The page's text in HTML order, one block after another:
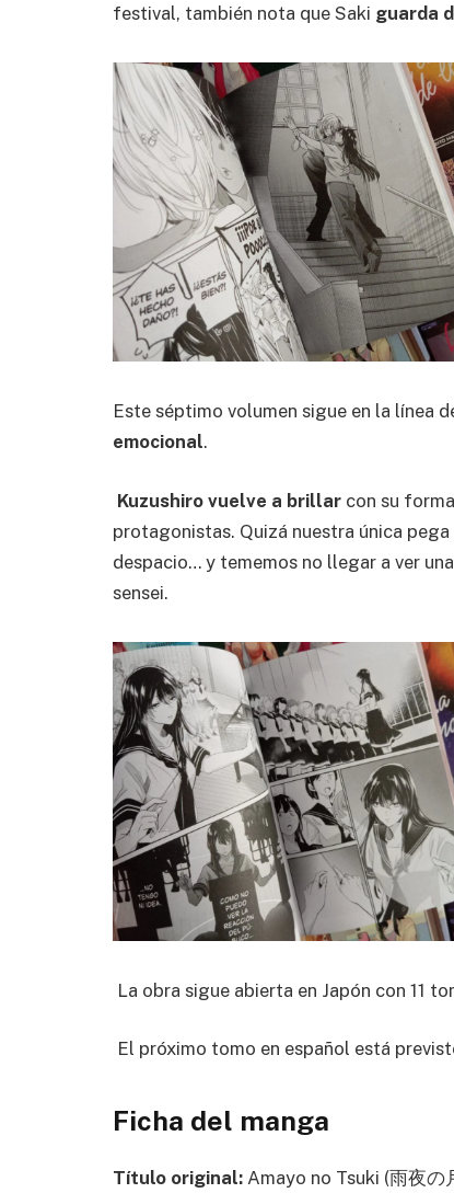
festival, también nota que Saki guarda
Este séptimo volumen sigue en la línea
emocional.
Kuzushiro vuelve a brillar con su
protagonistas. Quizá nuestra única
despacio… y tememos no llegar a ver
sensei.
La obra sigue abierta en Japón con 11
El próximo tomo en español está
Ficha del manga
Título original: Amayo no Tsuki (雨夜の